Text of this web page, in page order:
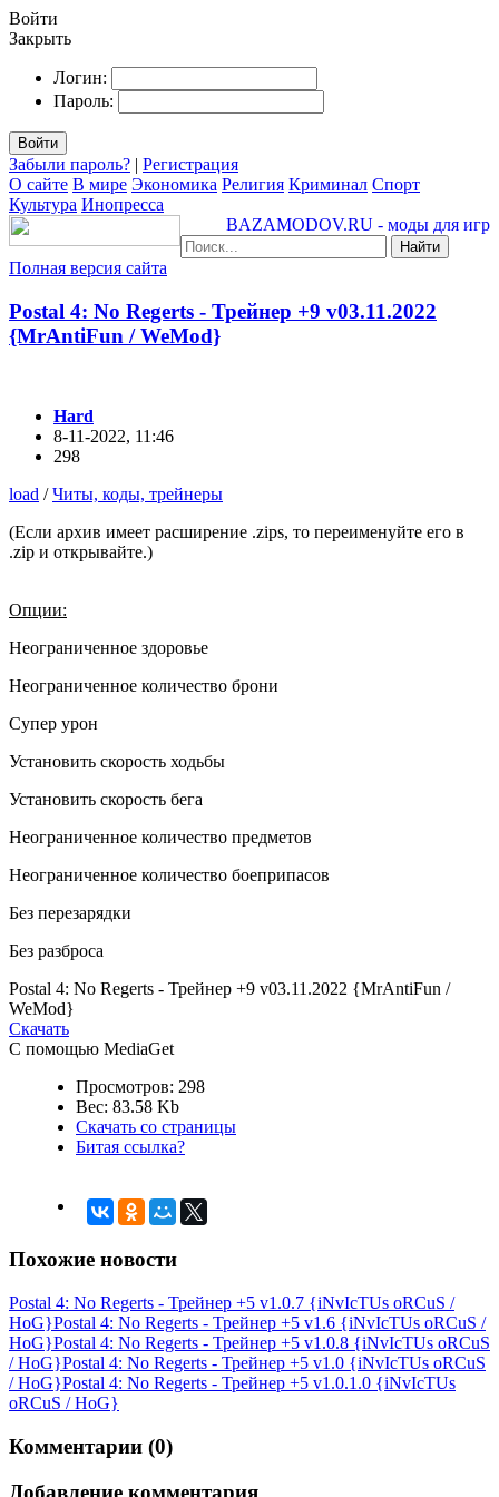
Войти
Закрыть
Логин:
Пароль:
Войти
Забыли пароль? | Регистрация
О сайте В мире Экономика Религия Криминал Спорт
Культура Инопресса
BAZAMODOV.RU - моды для игр
Найти
Полная версия сайта
Postal 4: No Regerts - Трейнер +9 v03.11.2022
{MrAntiFun / WeMod}
Hard
8-11-2022, 11:46
298
load /Читы, коды, трейнеры
(Если архив имеет расширение .zips, то переименуйте его в
.zip и открывайте.)
Опции:
Неограниченное здоровье
Неограниченное количество брони
Супер урон
Установить скорость ходьбы
Установить скорость бега
Неограниченное количество предметов
Неограниченное количество боеприпасов
Без перезарядки
Без разброса
Postal 4: No Regerts - Трейнер +9 v03.11.2022 {MrAntiFun /
WeMod}
Скачать
С помощью MediaGet
Просмотров: 298
Вес: 83.58 Kb
Скачать со страницы
Битая ссылка?
Похожие новости
Postal 4: No Regerts - Трейнер +5 v1.0.7 {iNvIcTUs oRCuS /
HoG}Postal 4: No Regerts - Трейнер +5 v1.6 {iNvIcTUs oRCuS /
HoG}Postal 4: No Regerts - Трейнер +5 v1.0.8 {iNvIcTUs oRCuS
/ HoG}Postal 4: No Regerts - Трейнер +5 v1.0 {iNvIcTUs oRCuS
/ HoG}Postal 4: No Regerts - Трейнер +5 v1.0.1.0 {iNvIcTUs
oRCuS / HoG}
Комментарии (0)
Добавление комментария